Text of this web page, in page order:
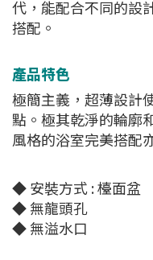
代，能配合不同的設
搭配。
產品特色
極簡主義，超薄設計
點。極其乾淨的輪廓
風格的浴室完美搭配
◆ 安裝方式 : 檯面盆
◆ 無龍頭孔
◆ 無溢水口